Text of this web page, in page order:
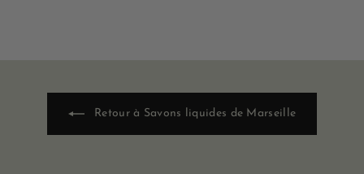
Retour à Savons liquides de Marseille